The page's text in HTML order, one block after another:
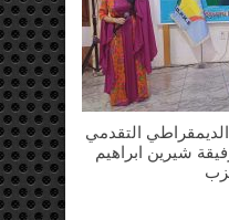
التقدمي
شيرين ابراهيم